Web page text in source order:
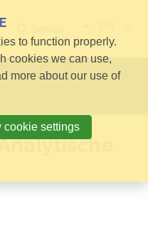
to function properly.
cookies we can use,
more about our use of
cookie settings